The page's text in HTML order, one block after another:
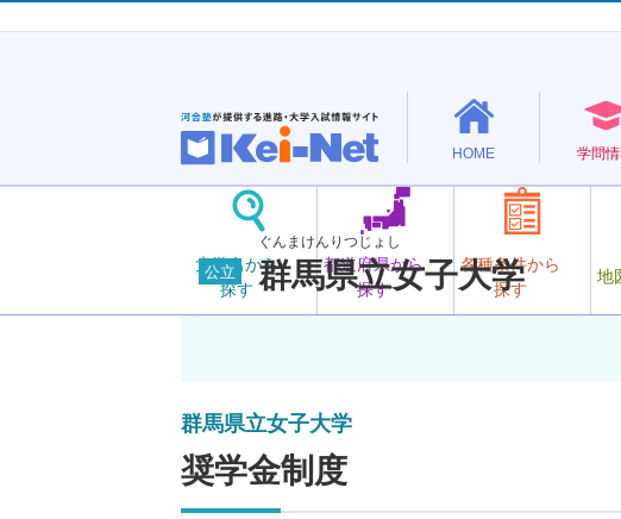
HOME 学問
大学名から
探す
都道府県から
探す
各種条件から
探す
地
公立
ぐんまけんりつじょし
群馬県立女子大学
群馬県立女子大学
奨学金制度